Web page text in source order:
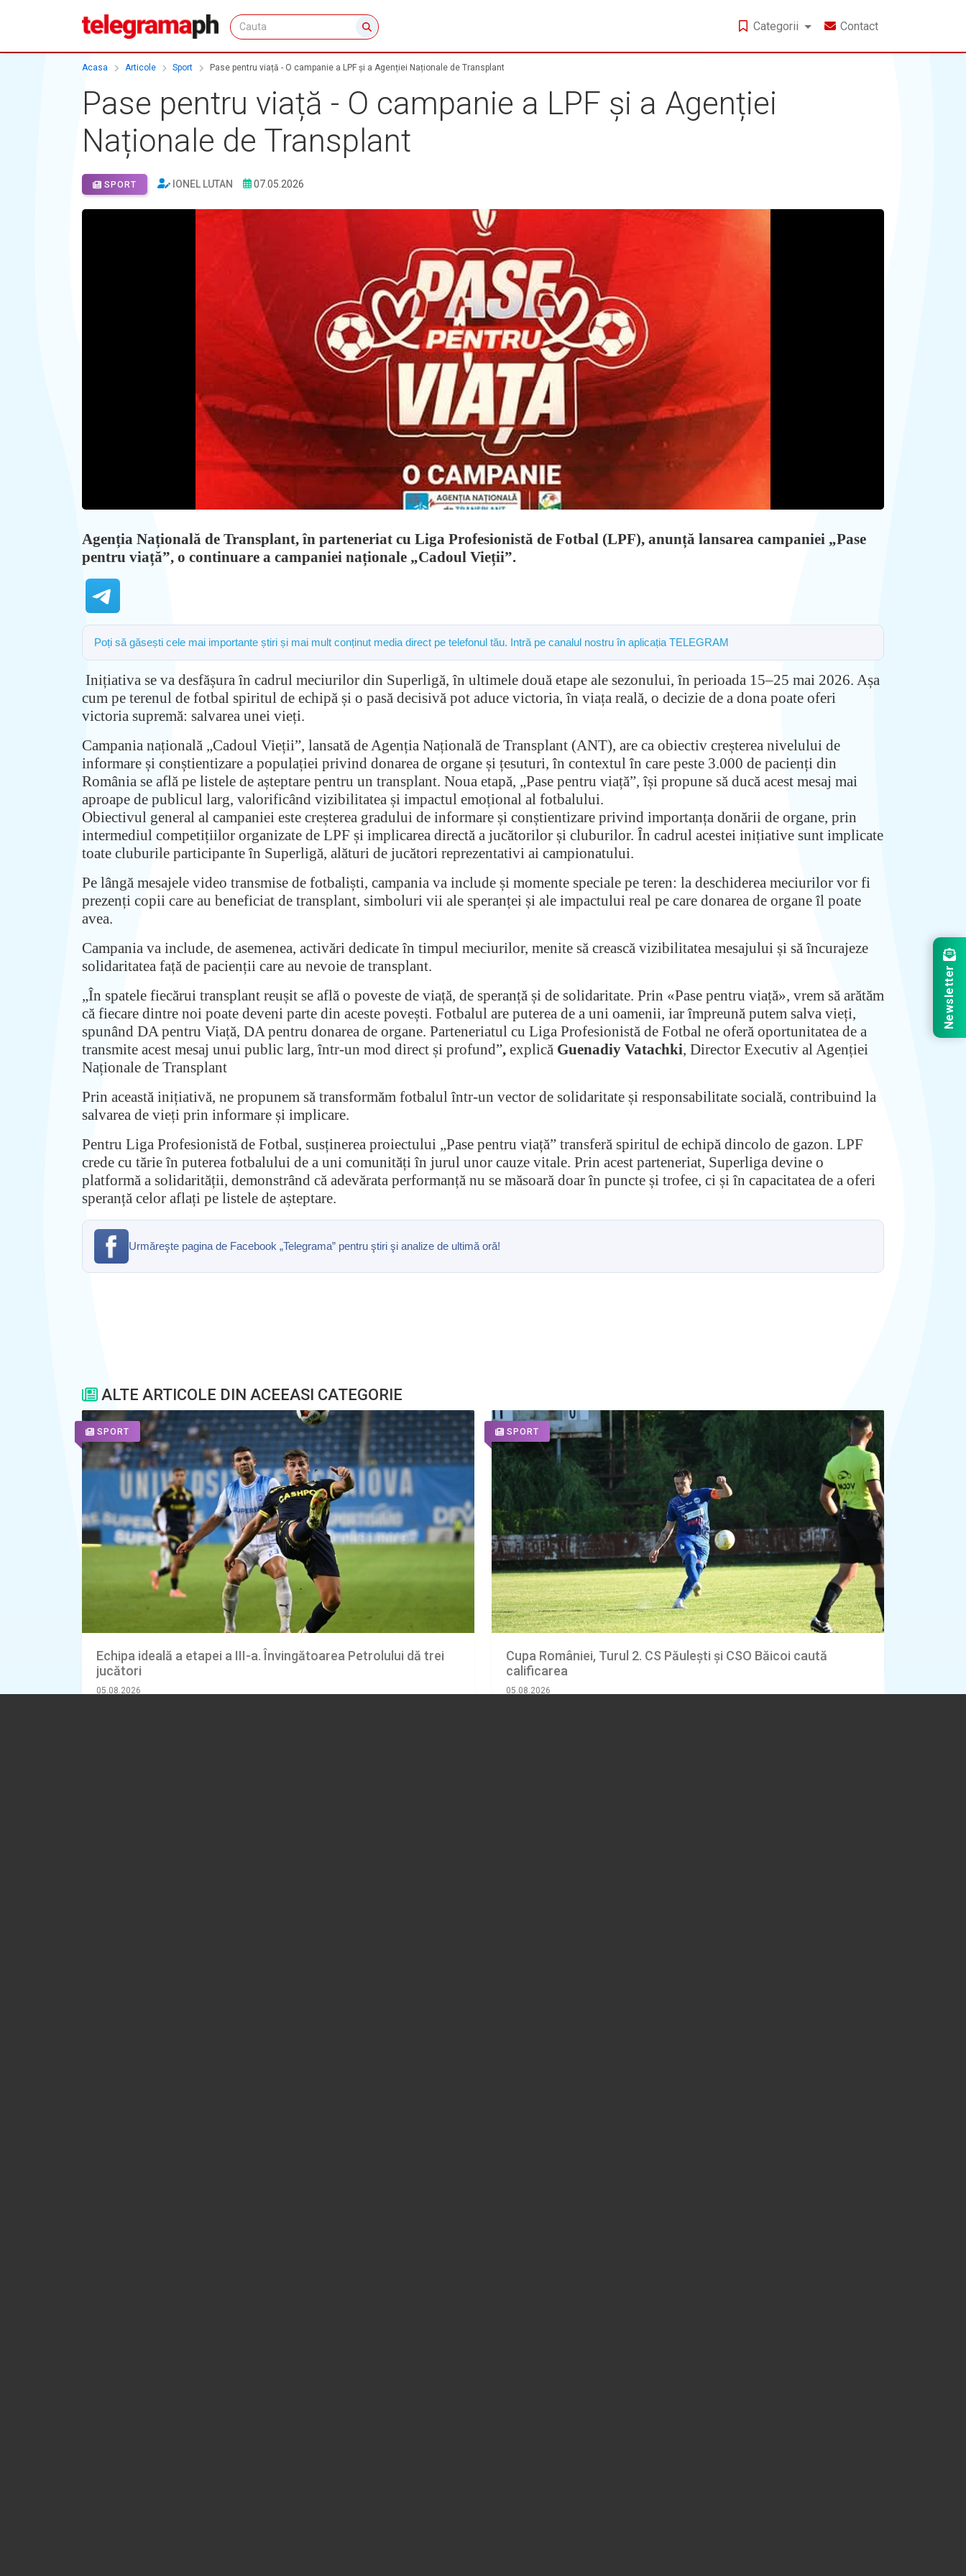
Categorii Contact
Acasa Articole Sport Pase pentru viață - O campanie a LPF și a Agenției Naționale de Transplant
Pase pentru viață - O campanie a LPF și a Agenției
Naționale de Transplant
SPORT IONEL LUTAN 07.05.2026
Agenția Națională de Transplant, în parteneriat cu Liga Profesionistă de Fotbal (LPF), anunță lansarea campaniei „Pase
pentru viață”, o continuare a campaniei naționale „Cadoul Vieții”.
Poți să găsești cele mai importante știri și mai mult conținut media direct pe telefonul tău. Intră pe canalul nostru în aplicația TELEGRAM
Inițiativa se va desfășura în cadrul meciurilor din Superligă, în ultimele două etape ale sezonului, în perioada 15–25 mai 2026. Așa
cum pe terenul de fotbal spiritul de echipă și o pasă decisivă pot aduce victoria, în viața reală, o decizie de a dona poate oferi
victoria supremă: salvarea unei vieți.
Campania națională „Cadoul Vieții”, lansată de Agenția Națională de Transplant (ANT), are ca obiectiv creșterea nivelului de
informare și conștientizare a populației privind donarea de organe și țesuturi, în contextul în care peste 3.000 de pacienți din
România se află pe listele de așteptare pentru un transplant. Noua etapă, „Pase pentru viață”, își propune să ducă acest mesaj mai
aproape de publicul larg, valorificând vizibilitatea și impactul emoțional al fotbalului.
Obiectivul general al campaniei este creșterea gradului de informare și conștientizare privind importanța donării de organe, prin
intermediul competițiilor organizate de LPF și implicarea directă a jucătorilor și cluburilor. În cadrul acestei inițiative sunt implicate
toate cluburile participante în Superligă, alături de jucători reprezentativi ai campionatului.
Pe lângă mesajele video transmise de fotbaliști, campania va include și momente speciale pe teren: la deschiderea meciurilor vor fi
prezenți copii care au beneficiat de transplant, simboluri vii ale speranței și ale impactului real pe care donarea de organe îl poate
avea.
Campania va include, de asemenea, activări dedicate în timpul meciurilor, menite să crească vizibilitatea mesajului și să încurajeze
solidaritatea față de pacienții care au nevoie de transplant.
„În spatele fiecărui transplant reușit se află o poveste de viață, de speranță și de solidaritate. Prin «Pase pentru viață», vrem să arătăm
că fiecare dintre noi poate deveni parte din aceste povești. Fotbalul are puterea de a uni oamenii, iar împreună putem salva vieți,
spunând DA pentru Viață, DA pentru donarea de organe. Parteneriatul cu Liga Profesionistă de Fotbal ne oferă oportunitatea de a
transmite acest mesaj unui public larg, într-un mod direct și profund”, explică Guenadiy Vatachki, Director Executiv al Agenției
Naționale de Transplant
Prin această inițiativă, ne propunem să transformăm fotbalul într-un vector de solidaritate și responsabilitate socială, contribuind la
salvarea de vieți prin informare și implicare.
Pentru Liga Profesionistă de Fotbal, susținerea proiectului „Pase pentru viață” transferă spiritul de echipă dincolo de gazon. LPF
crede cu tărie în puterea fotbalului de a uni comunități în jurul unor cauze vitale. Prin acest parteneriat, Superliga devine o
platformă a solidarității, demonstrând că adevărata performanță nu se măsoară doar în puncte și trofee, ci și în capacitatea de a oferi
speranță celor aflați pe listele de așteptare.
Urmăreşte pagina de Facebook „Telegrama” pentru ştiri şi analize de ultimă oră!
ALTE ARTICOLE DIN ACEEASI CATEGORIE
SPORT
Echipa ideală a etapei a III-a. Învingătoarea Petrolului dă trei
jucători
05.08.2026
SPORT
Cupa României, Turul 2. CS Păulești și CSO Băicoi caută
calificarea
05.08.2026
Newsletter